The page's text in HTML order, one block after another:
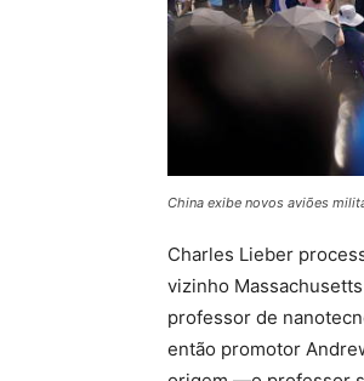
China exibe novos aviões
Charles Lieber
vizinho
professor de
então promotor